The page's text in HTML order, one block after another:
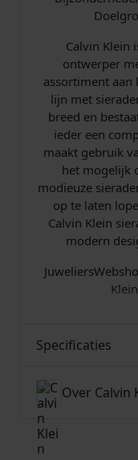
Calvin Klein
ontwerper
assortiment aan
lijn met
breed en
ieder een
maakt gebruik
het mogelijk
modieuze
op te laten
Calvin Klein
modern
Specificaties
Over Calvin